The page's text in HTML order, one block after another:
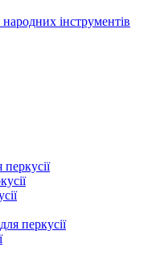
інструментів
перкусії